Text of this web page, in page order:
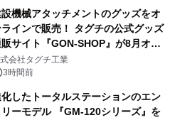
機械アタッチメントのグッズをオ
ラインで販売！ タグチの公式グッズ
サイト『GON-SHOP』が8月オー
会社タグチ工業
3時間前
したトータルステーションのエン
リーモデル 『GM-120シリーズ』を